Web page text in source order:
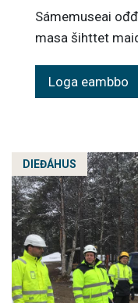
Sámemuseai
masa šihttet
Loga eambbo
DIEĐÁHUS